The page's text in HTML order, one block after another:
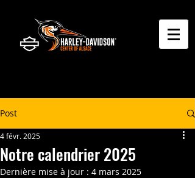
Post
Notre calendrier 2025
4 févr. 2025
Dernière mise à jour : 4 mars 2025